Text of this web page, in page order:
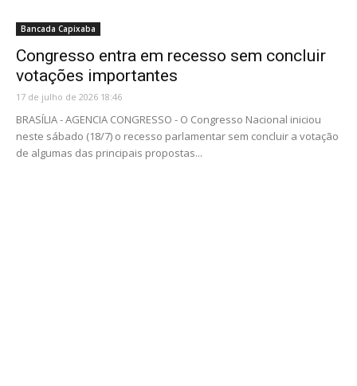
Bancada Capixaba
Congresso entra em recesso sem concluir
votações importantes
17 de julho de 2026 18:46
BRASÍLIA - AGENCIA CONGRESSO - O Congresso Nacional iniciou
neste sábado (18/7) o recesso parlamentar sem concluir a votação
de algumas das principais propostas...